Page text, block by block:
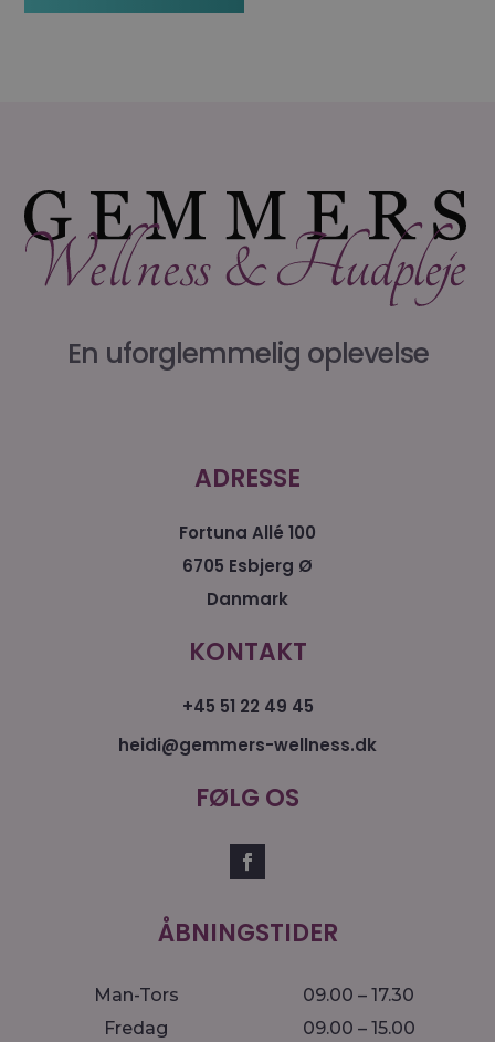
En uforglemmelig oplevelse
ADRESSE
Fortuna Allé 100
6705 Esbjerg Ø
Danmark
KONTAKT
+45 51 22 49 45
heidi@gemmers-wellness.dk
FØLG OS
ÅBNINGSTIDER
Man-Tors
09.00 – 17.30
Fredag
09.00 – 15.00